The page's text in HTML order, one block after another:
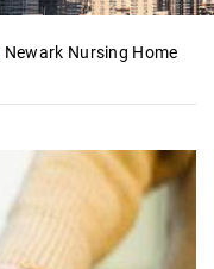
Newark Nursing Home